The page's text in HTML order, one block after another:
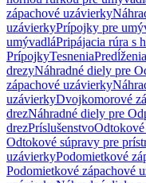
zápachové uzávierky
uzávierkyPrípojky pre
umývadláPripájacia rúra s
PrípojkyTesneniaPredĺženia
drezyNáhradné diely pre
zápachové uzávierky
uzávierkyDvojkomorové
drezNáhradné diely pre
drezPríslušenstvo
Odtokové súpravy pre
uzávierkyPodomietkové
Podomietkové zápachové